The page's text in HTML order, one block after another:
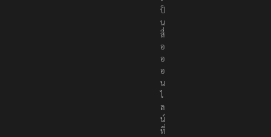
ป็
น
สื่
อ
อ
อ
น
ไ
ล
น์
ที่